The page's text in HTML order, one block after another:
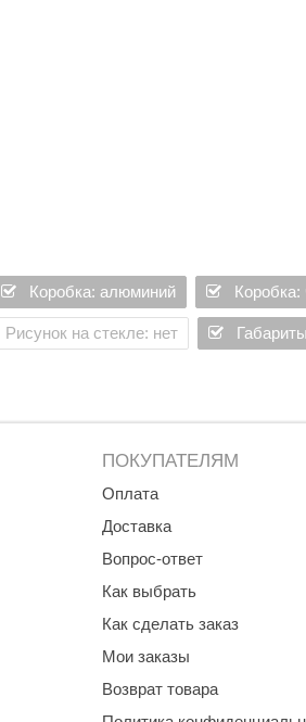
для лучшей геометризации
одетым на нижнюю часть
Коробка: алюминий
Рисунок на стекле: нет
ПОКУПАТЕЛЯМ
Оплата
Доставка
Вопрос-ответ
Как выбрать
Как сделать заказ
Мои заказы
Возврат товара